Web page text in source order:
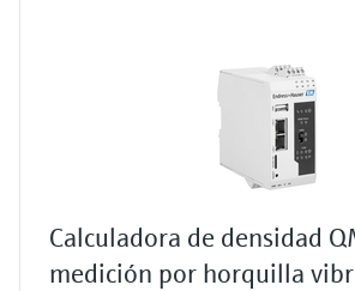
Calculadora de densidad
medición por horquilla